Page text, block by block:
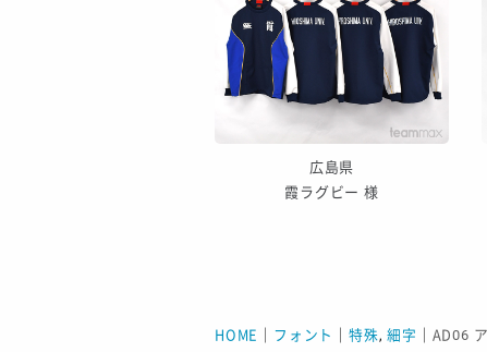
広島県
霞ラグビー 様
HOME フォント ｜特殊,細字 AD06